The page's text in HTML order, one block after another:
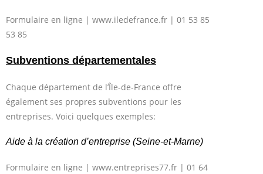
Formulaire en ligne | www.iledefrance.fr | 01 53 85
53 85
Subventions départementales
Chaque département de l’Île-de-France offre
également ses propres subventions pour les
entreprises. Voici quelques exemples:
Aide à la création d’entreprise (Seine-et-Marne)
Formulaire en ligne | www.entreprises77.fr | 01 64